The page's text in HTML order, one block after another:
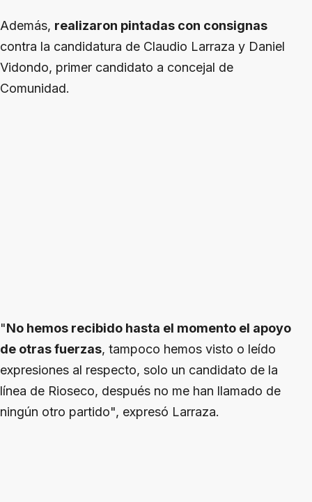
Además, realizaron pintadas con consignas
contra la candidatura de Claudio Larraza y Daniel
Vidondo, primer candidato a concejal de
Comunidad.
"No hemos recibido hasta el momento el apoyo
de otras fuerzas, tampoco hemos visto o leído
expresiones al respecto, solo un candidato de la
línea de Rioseco, después no me han llamado de
ningún otro partido", expresó Larraza.